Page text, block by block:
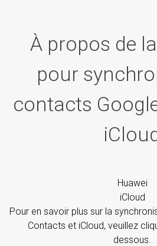
À propos de
pour
contacts
Huawei
iCloud
Pour en savoir plus sur la
Contacts et iCloud, veuillez
dessous.